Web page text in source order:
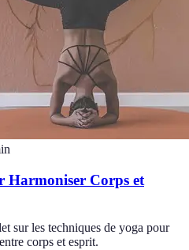
Harmoniser Corps et
sur les techniques de yoga pour
corps et esprit.